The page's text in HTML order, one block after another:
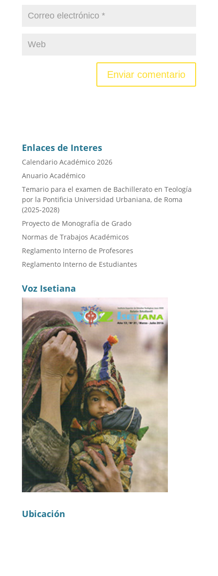
Enlaces de Interes
Calendario Académico 2026
Anuario Académico
Temario para el examen de Bachillerato en Teología
por la Pontificia Universidad Urbaniana, de Roma
(2025-2028)
Proyecto de Monografía de Grado
Normas de Trabajos Académicos
Reglamento Interno de Profesores
Reglamento Interno de Estudiantes
Voz Isetiana
Ubicación